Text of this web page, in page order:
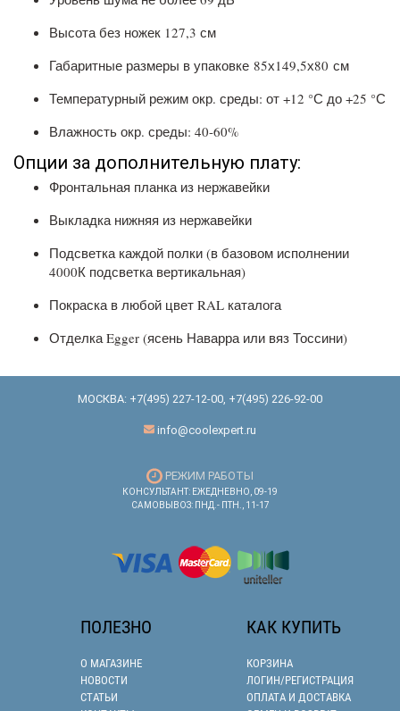
Высота без ножек 127,3 см
Габаритные размеры в упаковке 85х149,5х80 см
Температурный режим окр. среды: от +12 °С до +25 °С
Влажность окр. среды: 40-60%
Опции за дополнительную плату:
Фронтальная планка из нержавейки
Выкладка нижняя из нержавейки
Подсветка каждой полки (в базовом исполнении
4000К подсветка вертикальная)
Покраска в любой цвет RAL каталога
Отделка Egger (ясень Наварра или вяз Тоссини)
МОСКВА: +7(495) 227-12-00 +7(495) 226-92-00
info@coolexpert.ru
РЕЖИМ РАБОТЫ
КОНСУЛЬТАНТ: ЕЖЕДНЕВНО, 09-19
САМОВЫВОЗ: ПНД.- ПТН., 11-17
ПОЛЕЗНО
О МАГАЗИНЕ
НОВОСТИ
СТАТЬИ
КАК КУПИТЬ
КОРЗИНА
ЛОГИН/РЕГИСТРАЦИЯ
ОПЛАТА И ДОСТАВКА